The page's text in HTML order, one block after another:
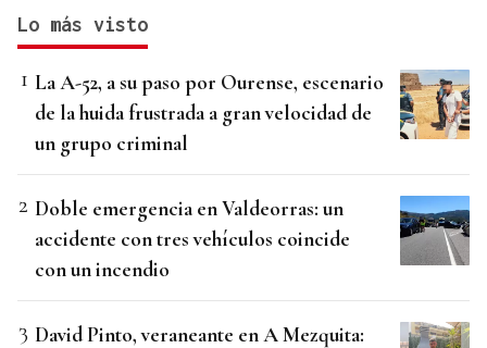
Lo más visto
La A-52, a su paso por Ourense, escenario
de la huida frustrada a gran velocidad de
un grupo criminal
Doble emergencia en Valdeorras: un
accidente con tres vehículos coincide
con un incendio
David Pinto, veraneante en A Mezquita: